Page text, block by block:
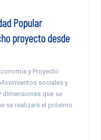
Popular
proyecto desde
y Proyecto
sociales y
dimensiones que se
se realizará el próximo